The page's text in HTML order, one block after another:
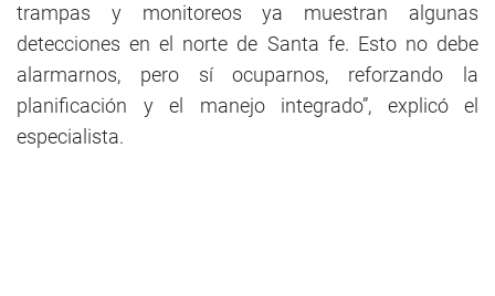
trampas y monitoreos ya muestran algunas
detecciones en el norte de Santa fe. Esto no debe
alarmarnos, pero sí ocuparnos, reforzando la
planificación y el manejo integrado”, explicó el
especialista.